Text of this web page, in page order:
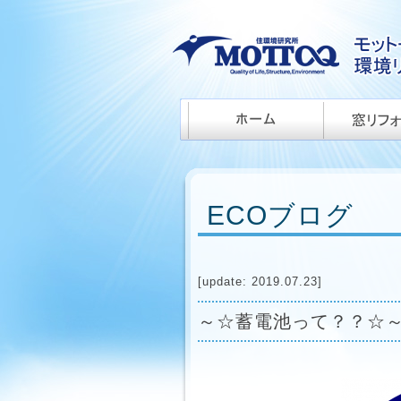
ECOブログ
[update: 2019.07.23]
～☆蓄電池って？？☆